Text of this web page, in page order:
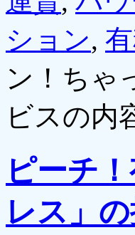
ション,
ン！ちゃ
ビスの内
ピーチ
レス」